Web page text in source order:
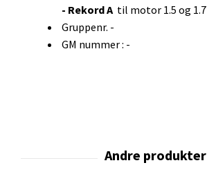
- Rekord A til motor 1.5 og 1.7
Gruppenr. -
GM nummer : -